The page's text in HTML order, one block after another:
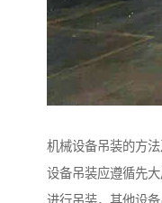
机械设备吊装的方法
设备吊装应遵循先